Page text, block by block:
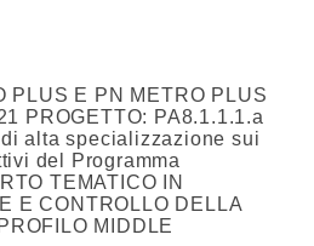
PLUS E PN METRO PLUS
PROGETTO: PA8.1.1.1.a
alta specializzazione sui
del Programma
TEMATICO IN
E CONTROLLO DELLA
MIDDLE